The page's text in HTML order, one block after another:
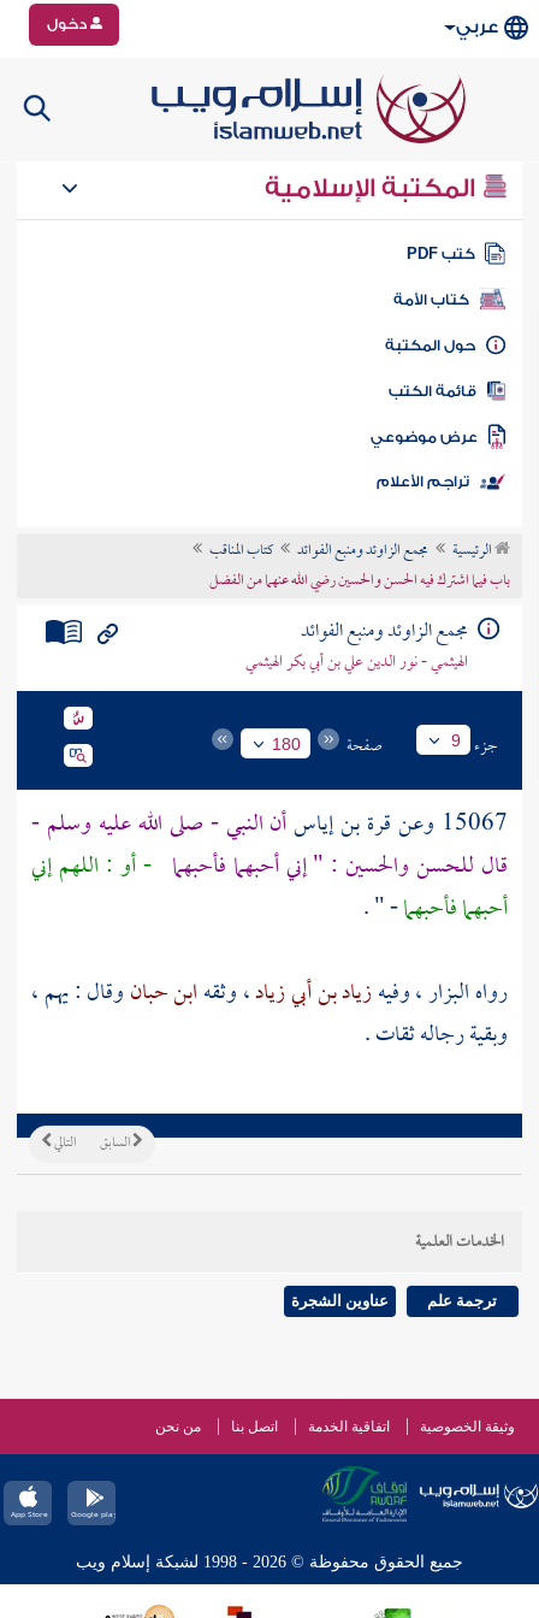
عربي دخول
المكتبة الإسلامية
كتب PDF
كتاب الأمة
المكتبة
الكتب
موضوعي
تراجم الأعلام
الرئيسية مجمع الزاوئد ومنبع الفوائد
كتاب المناقب
باب فيما اشترك فيه الحسن والحسين رضي الله عنهما من الفضل
مجمع الزاوئد ومنبع الفوائد
الهيثمي - نور الدين علي بن أبي بكر الهيثمي
جزء 9 صفحة 180
15067 وعن قرة بن إياسأن النبي - صلى الله عليه وسلم -
قال للحسنوالحسين : " إني أحبهما فأحبهما - أو : اللهم إني
أحبهما فأحبهما- " .
رواهالبزار، وفيهزياد بن أبي زياد، وثقهابن حبانوقال : يهم ،
وبقية رجاله ثقات .
التالي السابق
الخدمات العلمية
ترجمة علم عناوين الشجرة
وثيقة الخصوصية اتفاقية الخدمة اتصل بنا من نحن
جميع الحقوق محفوظة © 2026 - 1998 لشبكة إسلام ويب